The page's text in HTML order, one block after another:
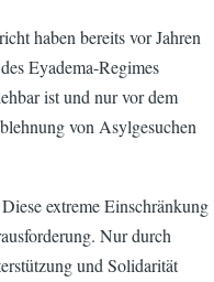
haben bereits vor Jahren
Eyadema-Regimes
ist und nur vor dem
von Asylgesuchen
extreme Einschränkung
Nur durch
und Solidarität